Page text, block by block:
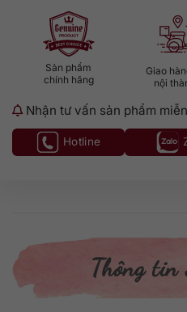
Sản phẩm
chính hãng
Giao
nội
Nhận tư vấn sản phẩm
Hotline
Thông tin